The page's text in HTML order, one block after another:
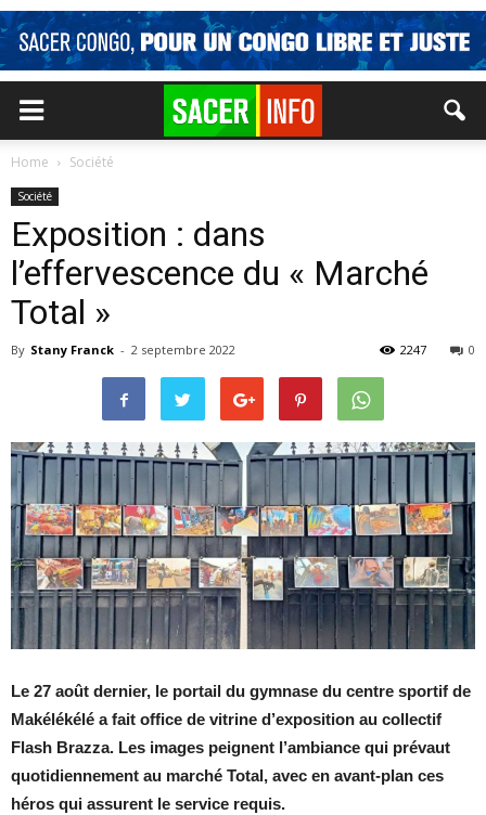
Home Société
Société
Exposition : dans
l’effervescence du « Marché
Total »
By Stany Franck - 2 septembre 2022 0
2247
Le 27 août dernier, le portail du gymnase du centre sportif de
Makélékélé a fait office de vitrine d’exposition au collectif
Flash Brazza. Les images peignent l’ambiance qui prévaut
quotidiennement au marché Total, avec en avant-plan ces
héros qui assurent le service requis.